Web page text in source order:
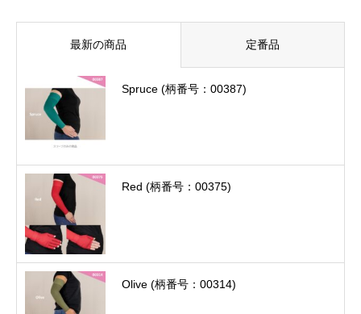
最新の商品 定番品
Spruce (柄番号：00387)
Red (柄番号：00375)
Olive (柄番号：00314)